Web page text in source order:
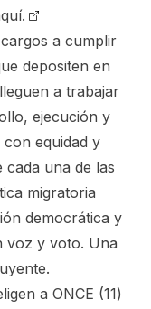
a cumplir
depositen en
a trabajar
ejecución y
equidad y
cada una de las
migratoria
democrática y
voz y voto. Una
a ONCE (11)